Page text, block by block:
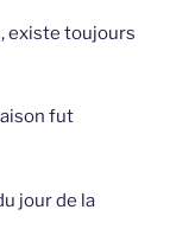
existe toujours
fut
jour de la